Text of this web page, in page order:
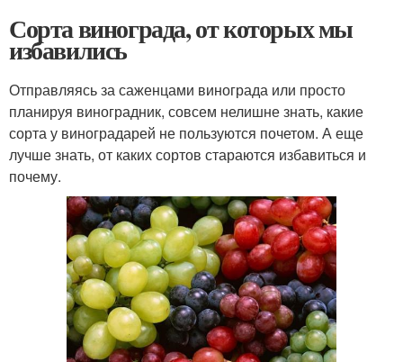
Сорта винограда, от которых мы
избавились
Отправляясь за саженцами винограда или просто
планируя виноградник, совсем нелишне знать, какие
сорта у виноградарей не пользуются почетом. А еще
лучше знать, от каких сортов стараются избавиться и
почему.